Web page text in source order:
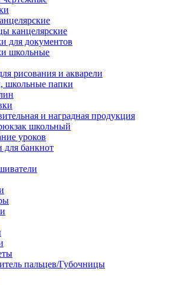
канцелярские
для документов
школьные
рисования и акварели
школьные папки
и наградная продукция
школьный
уроков
для банкнот
пальцев/Губочницы